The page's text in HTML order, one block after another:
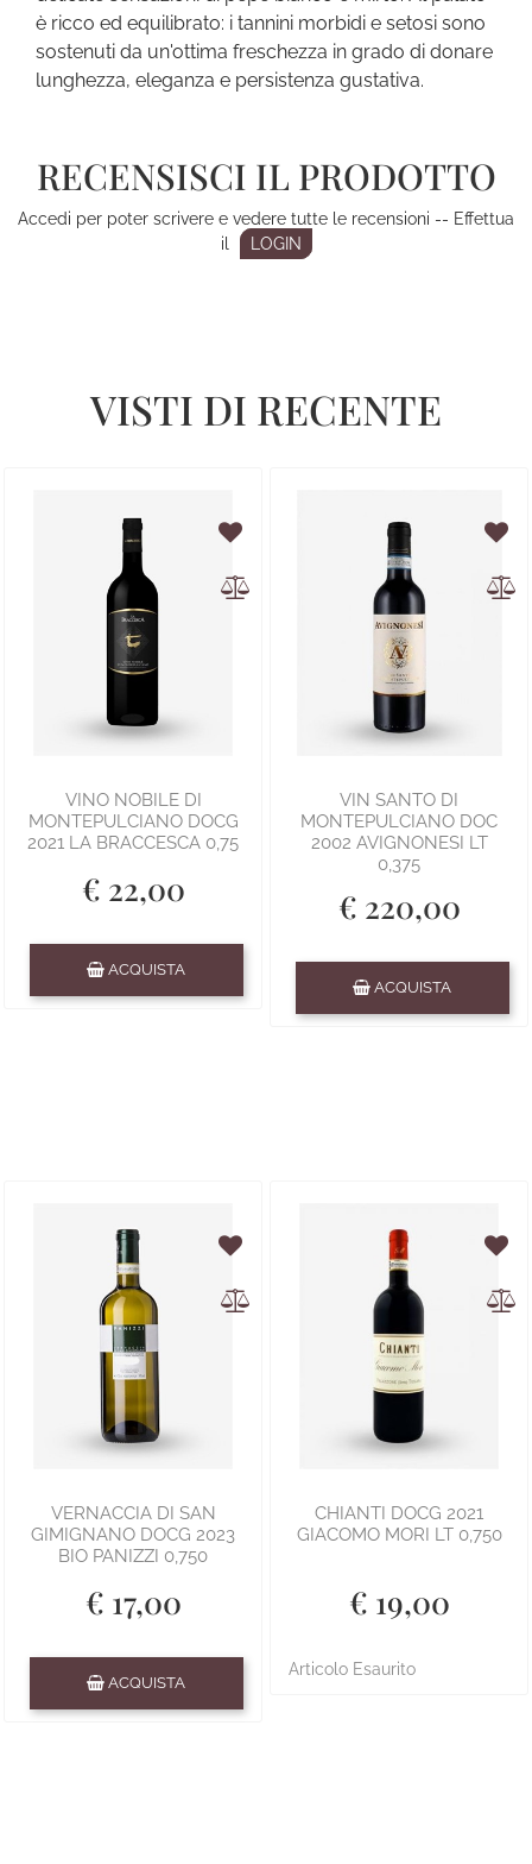
è ricco ed equilibrato: i tannini morbidi e setosi sono
sostenuti da un'ottima freschezza in grado di donare
lunghezza, eleganza e persistenza gustativa.
RECENSISCI IL PRODOTTO
Accedi per poter scrivere e vedere tutte le recensioni -- Effettua
il
LOGIN
VISTI DI RECENTE
VINO NOBILE DI
MONTEPULCIANO DOCG
2021 LA BRACCESCA 0,75
€ 22,00
ACQUISTA
VIN SANTO DI
MONTEPULCIANO DOC
2002 AVIGNONESI LT
0,375
€ 220,00
ACQUISTA
VERNACCIA DI SAN
GIMIGNANO DOCG 2023
BIO PANIZZI 0,750
€ 17,00
ACQUISTA
CHIANTI DOCG 2021
GIACOMO MORI LT 0,750
€ 19,00
Articolo Esaurito